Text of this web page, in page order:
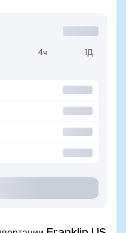
4ч 1Д